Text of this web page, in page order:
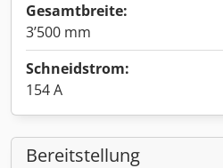
Gesamtbreite:
3’500 mm
Schneidstrom:
154 A
Bereitstellung